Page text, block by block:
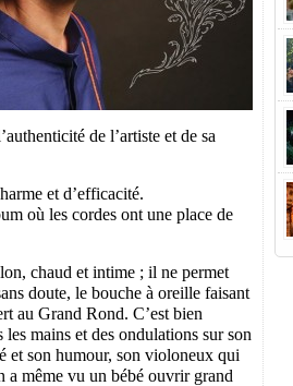
de l’artiste et de sa
et d’efficacité.
où les cordes ont une place de
chaud et intime ; il ne permet
doute, le bouche à oreille faisant
au Grand Rond. C’est bien
mains et des ondulations sur son
et son humour, son violoneux qui
a même vu un bébé ouvrir grand